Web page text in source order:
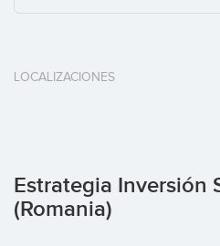
LOCALIZACIONES
Estrategia Inversión
(Romania)